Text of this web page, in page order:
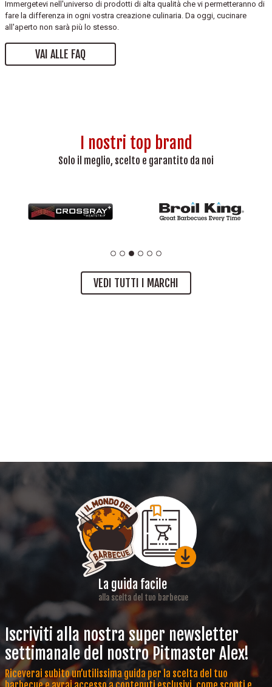
Immergetevi nell'universo di prodotti di alta qualità che vi permetteranno di
fare la differenza in ogni vostra creazione culinaria. Da oggi, cucinare
all'aperto non sarà più lo stesso.
VAI ALLE FAQ
I nostri top brand
Solo il meglio, scelto e garantito da noi
VEDI TUTTI I MARCHI
La guida facile
alla scelta del tuo barbecue
Iscriviti alla nostra super newsletter
settimanale del nostro Pitmaster Alex!
Riceverai subito un’utilissima guida per la scelta del tuo